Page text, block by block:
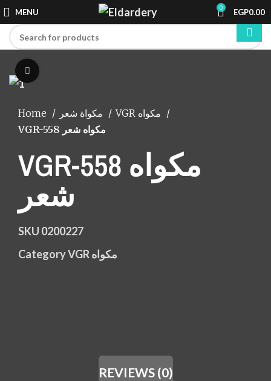
MENU 0 EGP0.00
Home
VGR-558 مكواه شعر
VGR-558 مكواه
شعر
SKU 0200227
Category
VGR مكواه
REVIEWS (0)